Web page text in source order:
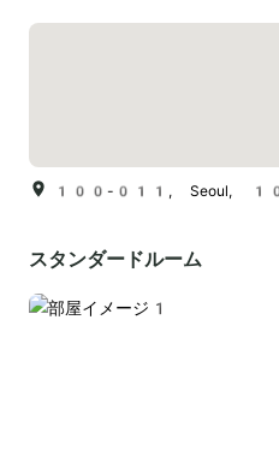
100-011, Seoul,
スタンダードルーム